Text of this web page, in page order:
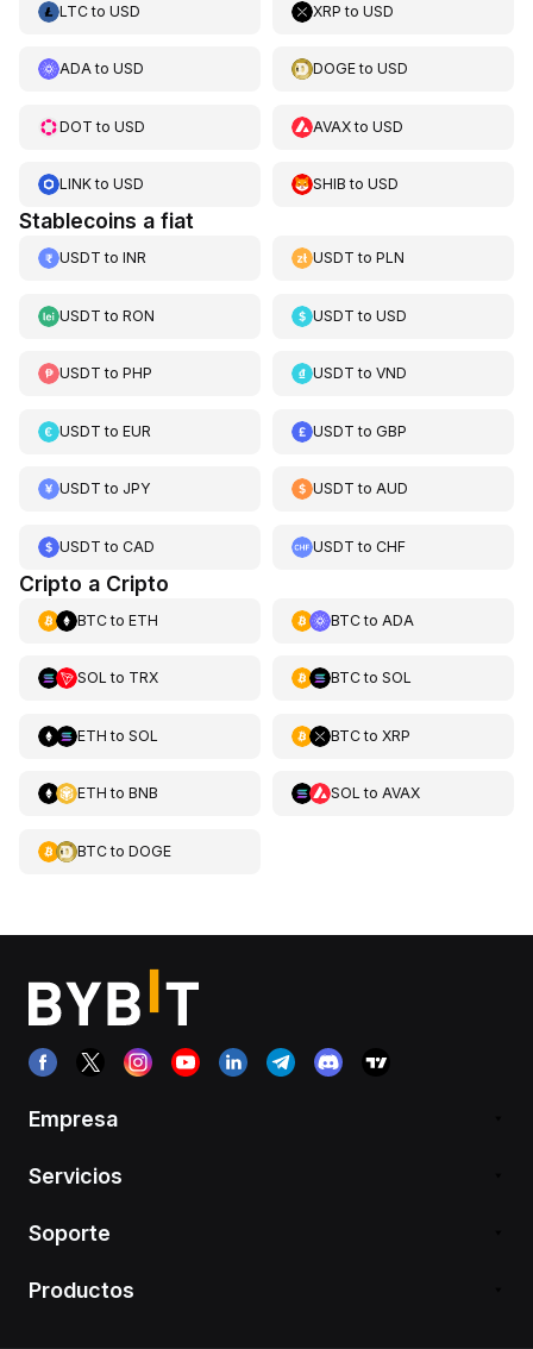
LTCto USD XRP toUSD
ADAto USD DOGEtoUSD
DOT to USD AVAXtoUSD
LINKto USD SHIB toUSD
Stablecoins a fiat
USDT to INR USDT toPLN
USDT to RON USDT toUSD
USDT to PHP USDT toVND
USDT to EUR USDT toGBP
USDT to JPY USDT toAUD
USDT to CAD USDT toCHF
Cripto a Cripto
BTCto ETH BTCto ADA
SOL to TRX BTCto SOL
ETH to SOL BTCto XRP
ETH to BNB SOL to AVAX
BTCto DOGE
Empresa
Servicios
Soporte
Productos